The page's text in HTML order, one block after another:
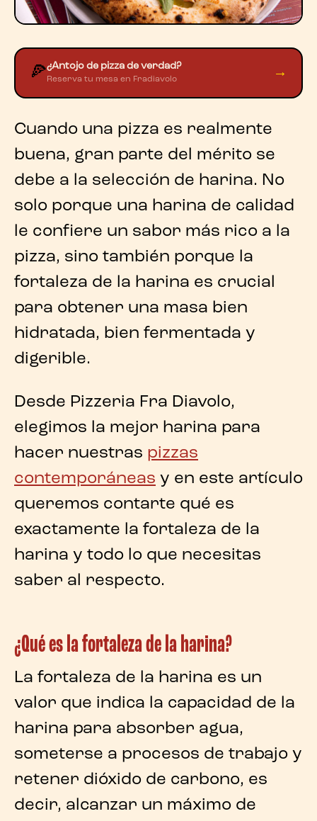
🍕¿Antojo de pizza de verdad?
Reserva tu mesa en Fradiavolo →
Cuando una pizza es realmente
buena, gran parte del mérito se
debe a la selección de harina. No
solo porque una harina de calidad
le confiere un sabor más rico a la
pizza, sino también porque la
fortaleza de la harina es crucial
para obtener una masa bien
hidratada, bien fermentada y
digerible.
Desde Pizzeria Fra Diavolo,
elegimos la mejor harina para
hacer nuestras pizzas
contemporáneas y en este artículo
queremos contarte qué es
exactamente la fortaleza de la
harina y todo lo que necesitas
saber al respecto.
¿Qué es la fortaleza de la harina?
La fortaleza de la harina es un
valor que indica la capacidad de la
harina para absorber agua,
someterse a procesos de trabajo y
retener dióxido de carbono, es
decir, alcanzar un máximo de